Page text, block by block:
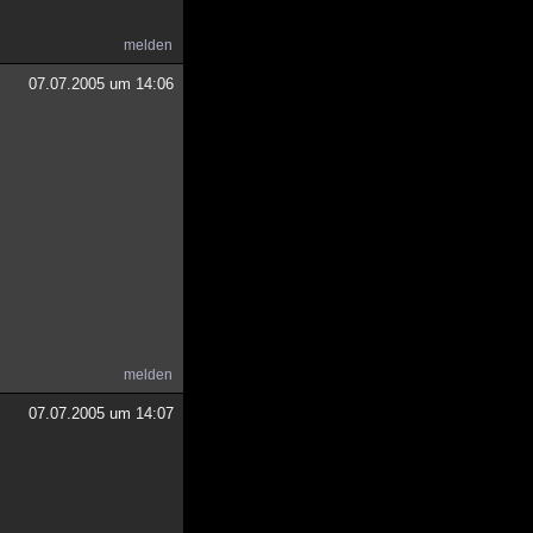
melden
07.07.2005 um 14:06
melden
07.07.2005 um 14:07